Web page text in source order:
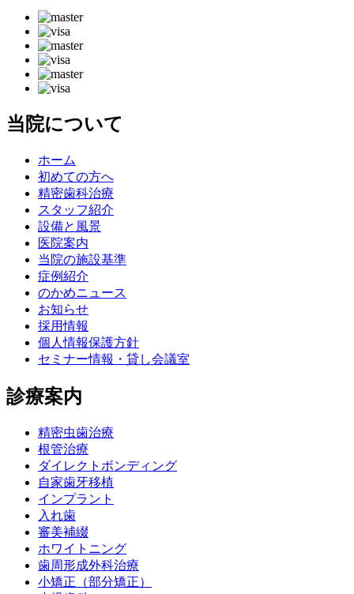
当院について
ホーム
初めての方へ
精密歯科治療
スタッフ紹介
設備と風景
医院案内
当院の施設基準
症例紹介
のかめニュース
お知らせ
採用情報
個人情報保護方針
セミナー情報・貸し会議室
診療案内
精密虫歯治療
根管治療
ダイレクトボンディング
自家歯牙移植
インプラント
入れ歯
審美補綴
ホワイトニング
歯周形成外科治療
小矯正（部分矯正）